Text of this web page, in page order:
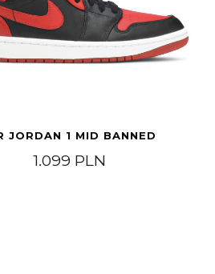
PLN through 499 PLN
JORDAN 1 MID BANNED
1.099 PLN